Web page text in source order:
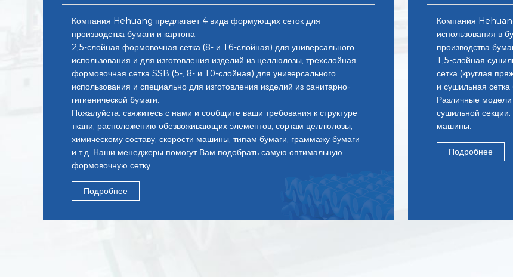
Компания Hehuang предлагает 4 вида формующих сеток для
производства бумаги и картона.
2,5-слойная формовочная сетка (8- и 16-слойная) для универсального
использования и для изготовления изделий из целлюлозы; трехслойная
формовочная сетка SSB (5-, 8- и 10-слойная) для универсального
использования и специально для изготовления изделий из санитарно-
гигиенической бумаги.
Пожалуйста, свяжитесь с нами и сообщите ваши требования к структуре
ткани, расположению обезвоживающих элементов, сортам целлюлозы,
химическому составу, скорости машины, типам бумаги, граммажу бумаги
и т.д. Наши менеджеры помогут Вам подобрать самую оптимальную
формовочную сетку.
Подробнее
Компания
использования в
производства
1,5-слойная
сетка (круглая
и сушильная
Различные
сушильной
машины.
Подробнее